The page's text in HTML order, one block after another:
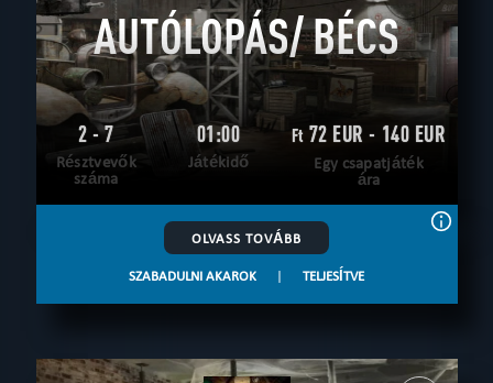
AUTÓLOPÁS/ BÉCS
2 - 7
Résztvevők
száma
01:00
Játékidő
Ft72 EUR - 140 EUR
Egy csapatjáték
ára
OLVASS TOVÁBB
SZABADULNI AKAROK | TELJESÍTVE